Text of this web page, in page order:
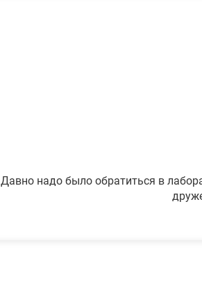
Давно надо было обратиться в